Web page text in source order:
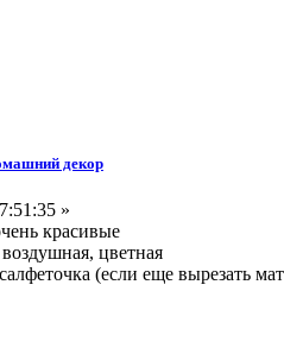
декор
»
красивые
цветная
(если еще вырезать